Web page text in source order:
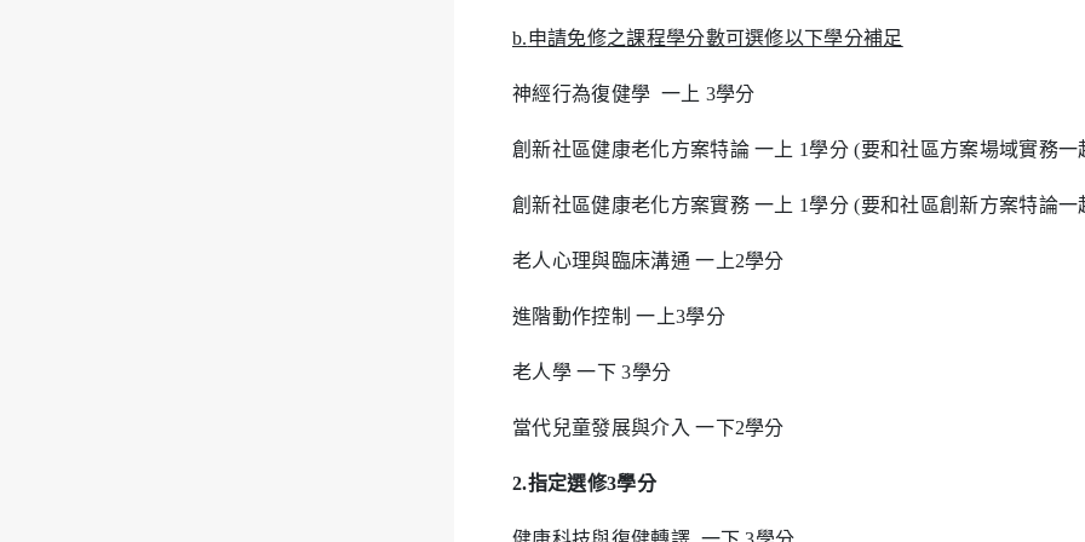
b.申請免修之課程學分數可選修以下學分補足
神經行為復健學 一上 3學分
創新社區健康老化方案特論 一上 1學分 (要和社區方案場域實務一
創新社區健康老化方案實務 一上 1學分 (要和社區創新方案特論一
老人心理與臨床溝通 一上2學分
進階動作控制 一上3學分
老人學 一下 3學分
當代兒童發展與介入 一下2學分
2.指定選修3學分